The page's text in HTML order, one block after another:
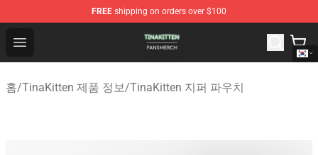
FREE shipping on orders over $100
Open menu
TinaKitten Shop - Official TinaKitten Merchandise Store
홈/TinaKitten 제품 정보/TinaKitten 지퍼 파우치